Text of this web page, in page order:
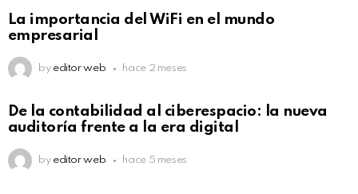
La importancia del WiFi en el mundo
empresarial
by editor web hace 2 meses
De la contabilidad al ciberespacio: la nueva
auditoría frente a la era digital
by editor web hace 5 meses